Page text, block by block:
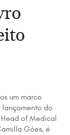
um marco
lançamento do
of Medical
Góes, é